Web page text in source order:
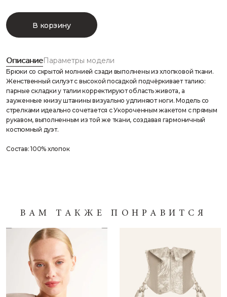
В корзину
Описание
Брюки со скрытой молнией сзади выполнены из хлопковой ткани.
Женственный силуэт с высокой посадкой подчёркивает талию:
парные складки у талии корректируют область живота, а
зауженные книзу штанины визуально удлиняют ноги. Модель со
стрелками идеально сочетается с Укороченным жакетом с прямым
рукавом, выполненным из той же ткани, создавая гармоничный
костюмный дуэт.
Состав: 100% хлопок
Параметры модели
ВАМ ТАКЖЕ ПОНРАВИТСЯ